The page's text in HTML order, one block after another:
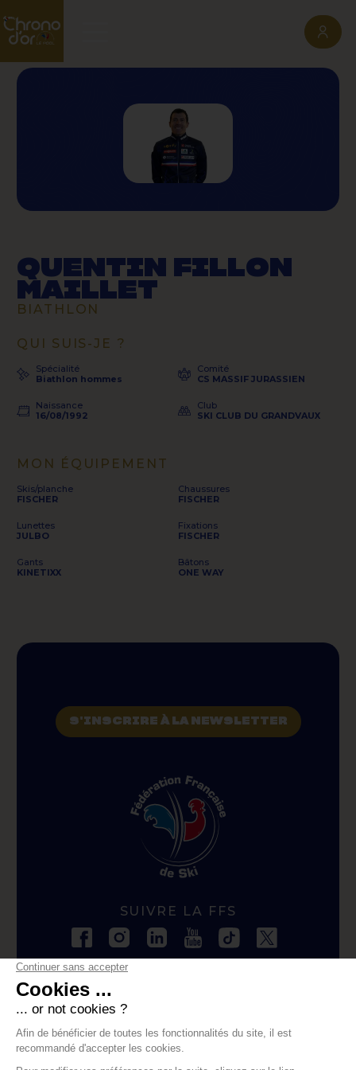
QUENTIN FILLON
MAILLET
BIATHLON
QUI SUIS-JE ?
Spécialité
Biathlon hommes
Comité
CS MASSIF JURASSIEN
Naissance
16/08/1992
Club
SKI CLUB DU GRANDVAUX
MON ÉQUIPEMENT
Skis/planche
FISCHER
Chaussures
FISCHER
Lunettes
JULBO
Fixations
FISCHER
Gants
KINETIXX
Bâtons
ONE WAY
SUIVRE LA FFS
contact@ffs.fr
S'INSCRIRE À LA NEWSLETTER